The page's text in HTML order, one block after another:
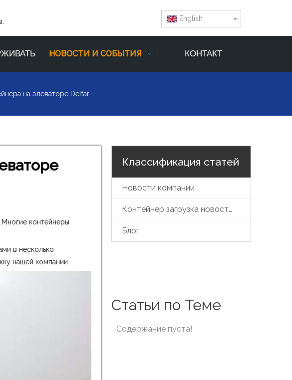
English
НОВОСТИ И СОБЫТИЯ КОНТАКТ
на элеваторе Delfar
контейнеры
в несколько
нашей компании.
Классификация статей
Новости компании
Контейнер загрузка новостей
Блог
Статьи по Теме
Содержание пуста!